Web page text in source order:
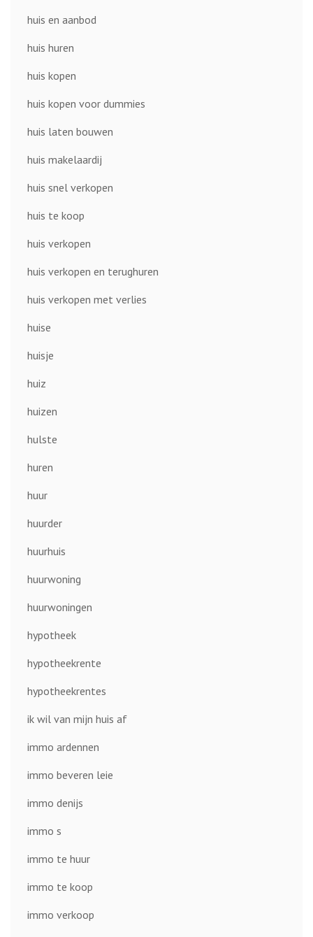
huis en aanbod
huis huren
huis kopen
huis kopen voor dummies
huis laten bouwen
huis makelaardij
huis snel verkopen
huis te koop
huis verkopen
huis verkopen en terughuren
huis verkopen met verlies
huise
huisje
huiz
huizen
hulste
huren
huur
huurder
huurhuis
huurwoning
huurwoningen
hypotheek
hypotheekrente
hypotheekrentes
ik wil van mijn huis af
immo ardennen
immo beveren leie
immo denijs
immo s
immo te huur
immo te koop
immo verkoop